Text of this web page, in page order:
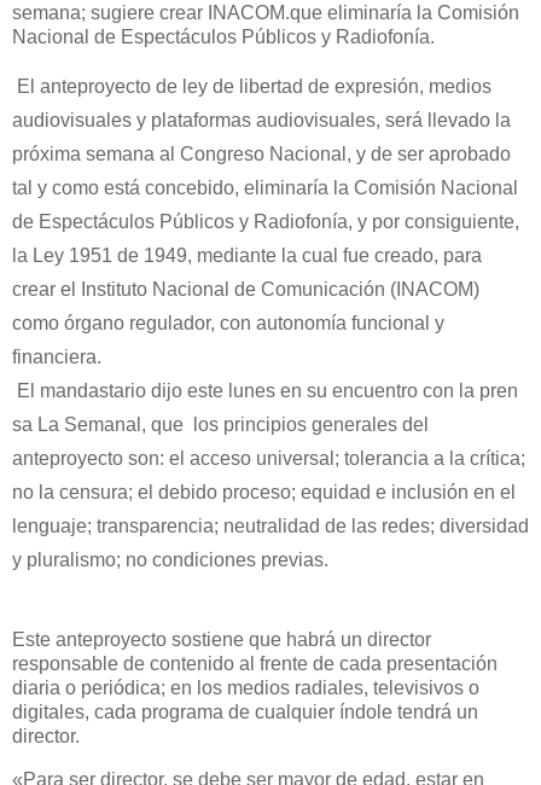
semana; sugiere crear INACOM.que eliminaría la Comisión
Nacional de Espectáculos Públicos y Radiofonía.
El anteproyecto de ley de libertad de expresión, medios
audiovisuales y plataformas audiovisuales, será llevado la
próxima semana al Congreso Nacional, y de ser aprobado
tal y como está concebido, eliminaría la Comisión Nacional
de Espectáculos Públicos y Radiofonía, y por consiguiente,
la Ley 1951 de 1949, mediante la cual fue creado, para
crear el Instituto Nacional de Comunicación (INACOM)
como órgano regulador, con autonomía funcional y
financiera.
El mandastario dijo este lunes en su encuentro con la pren
sa La Semanal, que
los principios generales del
anteproyecto son: el acceso universal; tolerancia a la crítica;
no la censura; el debido proceso; equidad e inclusión en el
lenguaje; transparencia; neutralidad de las redes; diversidad
y pluralismo; no condiciones previas.
Este anteproyecto sostiene que habrá un director
responsable de contenido al frente de cada presentación
diaria o periódica; en los medios radiales, televisivos o
digitales, cada programa de cualquier índole tendrá un
director.
«Para ser director, se debe ser mayor de edad, estar en